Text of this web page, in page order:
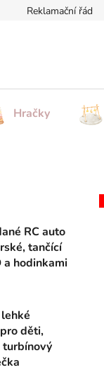
Reklamační řád
Hračky
RC auto
tančící
a hodinkami
děti,
turbínový